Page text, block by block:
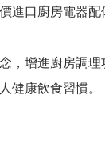
進口廚房電器
，增進廚房調
健康飲食習慣。